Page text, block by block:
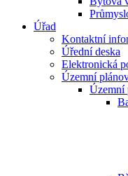
Úřad
Kontaktní
Úřední deska
Elektronická
Územní
Územní